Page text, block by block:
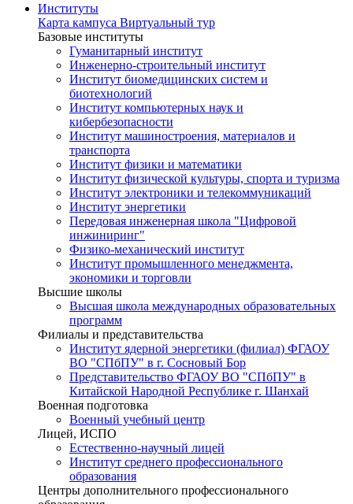
Институты
Карта кампуса Виртуальный тур
Базовые институты
Гуманитарный институт
Инженерно-строительный институт
Институт биомедицинских систем и
биотехнологий
Институт компьютерных наук и
кибербезопасности
Институт машиностроения, материалов и
транспорта
Институт физики и математики
Институт физической культуры, спорта и туризма
Институт электроники и телекоммуникаций
Институт энергетики
Передовая инженерная школа "Цифровой
инжиниринг"
Физико-механический институт
Институт промышленного менеджмента,
экономики и торговли
Высшие школы
Высшая школа международных образовательных
программ
Филиалы и представительства
Институт ядерной энергетики (филиал) ФГАОУ
ВО "СПбПУ" в г. Сосновый Бор
Представительство ФГАОУ ВО "СПбПУ" в
Китайской Народной Республике г. Шанхай
Военная подготовка
Военный учебный центр
Лицей, ИСПО
Естественно-научный лицей
Институт среднего профессионального
образования
Центры дополнительного профессионального